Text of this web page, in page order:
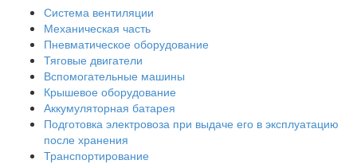
Система вентиляции
Механическая часть
Пневматическое оборудование
Тяговые двигатели
Вспомогательные машины
Крышевое оборудование
Аккумуляторная батарея
Подготовка электровоза при выдаче его в эксплуатацию
после хранения
Транспортирование